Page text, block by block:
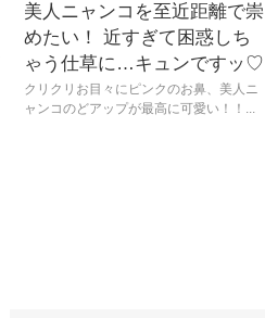
美人ニャンコを至近距離で崇
めたい！ 近すぎて困惑しち
ゃう仕草に…キュンですッ♡
クリクリお目々にピンクのお鼻、美人ニ
ャンコのどアップが最高に可愛い！！...